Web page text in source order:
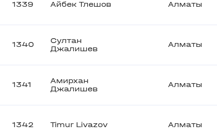
1339 Айбек Тлешов Алматы
1340
Султан
Джалишев
Алматы
1341
Амирхан
Джалишев
Алматы
1342 Timur Livazov Алматы